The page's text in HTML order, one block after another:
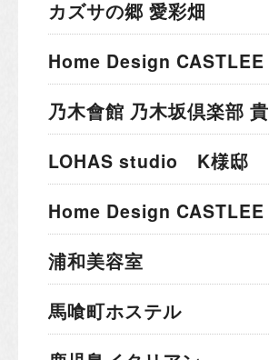
カズサの郷 愛彩畑
Home Design
乃木會館 乃木坂倶楽部
LOHAS studio K様邸
Home Design
浦和美容室
馬喰町ホステル